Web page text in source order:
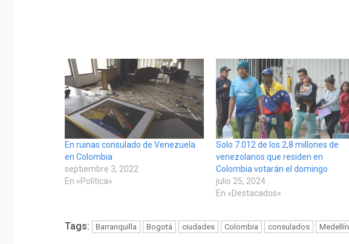
En ruinas consulado de Venezuela
en Colombia
septiembre 3, 2022
En «Política»
Solo 7.012 de los 2,8 millones de
venezolanos que residen en
Colombia votarán el domingo
julio 25, 2024
En «Destacados»
Tags: Barranquilla Bogotá ciudades Colombia consulados Medellín